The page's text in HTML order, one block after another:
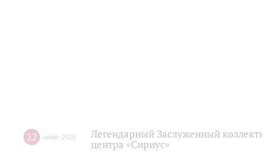
22 июля 2026
Легендарный Заслуженный
центра «Сириус»